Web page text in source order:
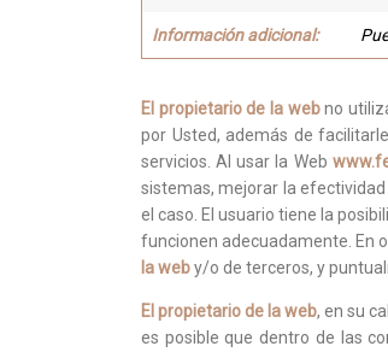
Información adicional:
El propietario de la webno
por Usted, además de
servicios. Al usar la Web
sistemas, mejorar la
el caso. El usuario tiene la
funcionen adecuadamente. En
la weby/o de terceros, y
El propietario de la web, en su
es posible que dentro de las